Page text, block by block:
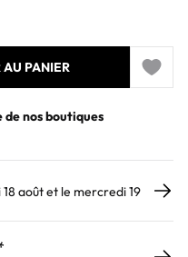
PANIER
Add to
de nos boutiques
août et le mercredi 19